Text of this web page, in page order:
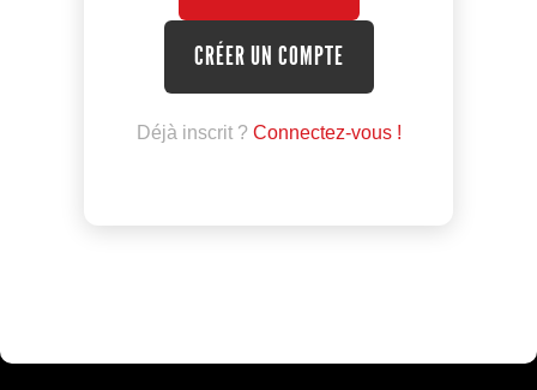
CRÉER UN COMPTE
Déjà inscrit ? Connectez-vous !